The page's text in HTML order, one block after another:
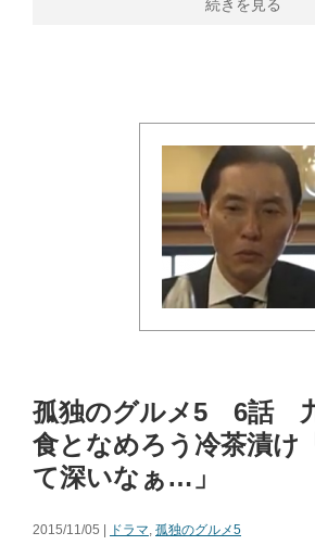
続きを見る
孤独のグルメ5 6話
食となめろう冷茶漬け
て深いなぁ…」
2015/11/05 | ドラマ, 孤独のグルメ5